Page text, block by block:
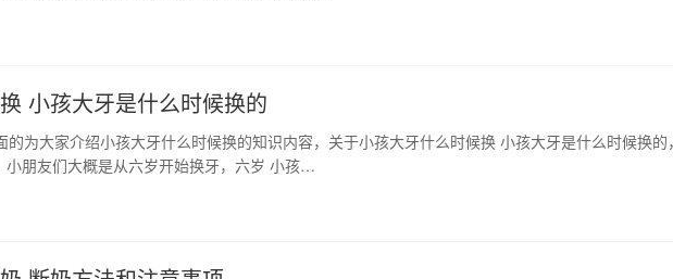
小孩大牙是什么时候换的
的为大家介绍小孩大牙什么时候换的知识内容，关于小孩大牙什么时候换 小孩大牙是什么时候换的
小朋友们大概是从六岁开始换牙，六岁 小孩…